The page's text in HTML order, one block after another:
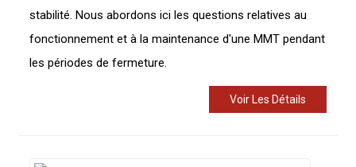
stabilité. Nous abordons ici les questions relatives au
fonctionnement et à la maintenance d'une MMT pendant
les périodes de fermeture.
Voir Les Détails